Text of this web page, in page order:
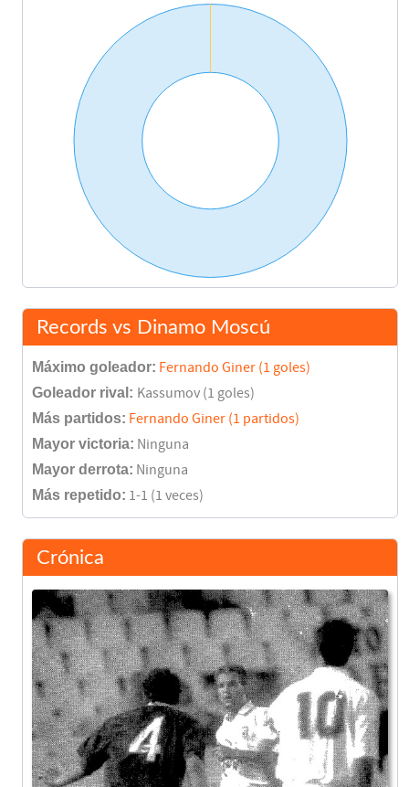
Records vs Dinamo Moscú
Máximo goleador: Fernando Giner (1 goles)
Goleador rival: Kassumov (1 goles)
Más partidos: Fernando Giner (1 partidos)
Mayor victoria: Ninguna
Mayor derrota: Ninguna
Más repetido: 1-1 (1 veces)
Crónica